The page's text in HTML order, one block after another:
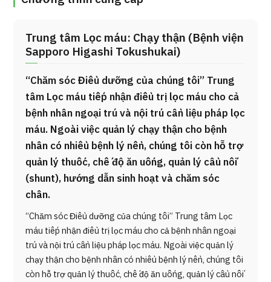
Trung tâm Lọc máu: Chạy thận (Bệnh viện
Sapporo Higashi Tokushukai)
“Chăm sóc Điều dưỡng của chúng tôi” Trung
tâm Lọc máu tiếp nhận điều trị lọc máu cho cả
bệnh nhân ngoại trú và nội trú cần liệu pháp lọc
máu. Ngoài việc quản lý chạy thận cho bệnh
nhân có nhiều bệnh lý nền, chúng tôi còn hỗ trợ
quản lý thuốc, chế độ ăn uống, quản lý cầu nối
(shunt), hướng dẫn sinh hoạt và chăm sóc
chân.
“Chăm sóc Điều dưỡng của chúng tôi” Trung tâm Lọc
máu tiếp nhận điều trị lọc máu cho cả bệnh nhân ngoại
trú và nội trú cần liệu pháp lọc máu. Ngoài việc quản lý
chạy thận cho bệnh nhân có nhiều bệnh lý nền, chúng tôi
còn hỗ trợ quản lý thuốc, chế độ ăn uống, quản lý cầu nối